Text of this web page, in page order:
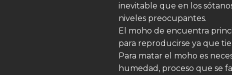
inevitable que en los
niveles preocupantes.
El moho de encuentra
para reproducirse ya que
Para matar el moho es
humedad, proceso que se